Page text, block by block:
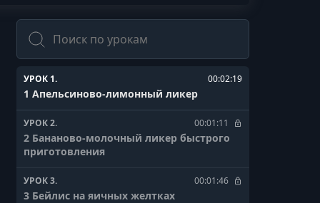
Поиск
УРОК 1. 00:02:19
1 Апельсиново-лимонный ликер
УРОК 2. 00:01:11
2 Бананово-молочный ликер быстрого
приготовления
УРОК 3. 00:01:46
3 Бейлис на яичных желтках